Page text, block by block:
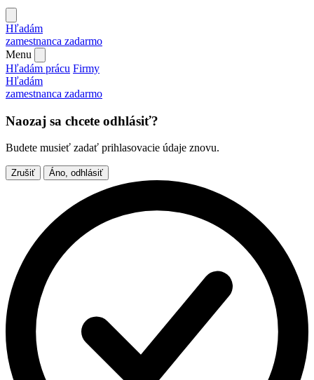
Hľadám
zamestnanca zadarmo
Menu
Hľadám prácu Firmy
Hľadám
zamestnanca zadarmo
Naozaj sa chcete odhlásiť?
Budete musieť zadať prihlasovacie údaje znovu.
Zrušiť Áno, odhlásiť